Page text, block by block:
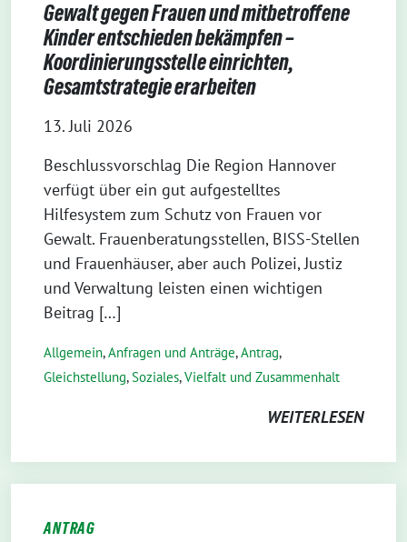
Gewalt gegen Frauen und mitbetroffene
Kinder entschieden bekämpfen –
Koordinierungsstelle einrichten,
Gesamtstrategie erarbeiten
13. Juli 2026
Beschlussvorschlag Die Region Hannover
verfügt über ein gut aufgestelltes
Hilfesystem zum Schutz von Frauen vor
Gewalt. Frauenberatungsstellen, BISS-Stellen
und Frauenhäuser, aber auch Polizei, Justiz
und Verwaltung leisten einen wichtigen
Beitrag […]
Allgemein,Anfragen und Anträge,Antrag,
Gleichstellung,Soziales,Vielfalt und Zusammenhalt
WEITERLESEN
ANTRAG